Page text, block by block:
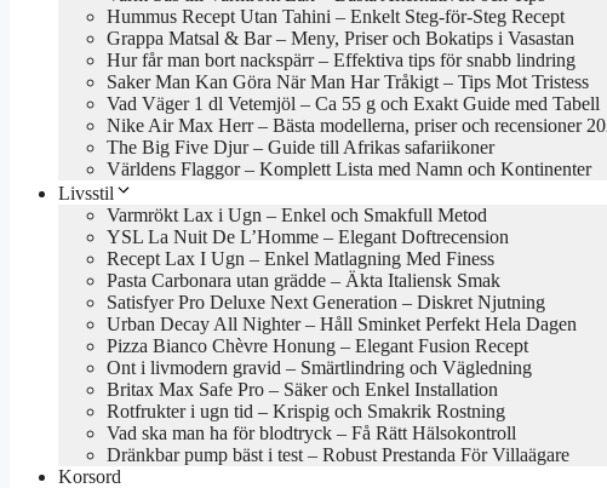
Hummus Recept Utan Tahini – Enkelt Steg-för-Steg Recept
Grappa Matsal & Bar – Meny, Priser och Bokatips i Vasastan
Hur får man bort nackspärr – Effektiva tips för snabb lindring
Saker Man Kan Göra När Man Har Tråkigt – Tips Mot Tristess
Vad Väger 1 dl Vetemjöl – Ca 55 g och Exakt Guide med Tabell
Nike Air Max Herr – Bästa modellerna, priser och recensioner
The Big Five Djur – Guide till Afrikas safariikoner
Världens Flaggor – Komplett Lista med Namn och Kontinenter
Livsstil
Varmrökt Lax i Ugn – Enkel och Smakfull Metod
YSL La Nuit De L’Homme – Elegant Doftrecension
Recept Lax I Ugn – Enkel Matlagning Med Finess
Pasta Carbonara utan grädde – Äkta Italiensk Smak
Satisfyer Pro Deluxe Next Generation – Diskret Njutning
Urban Decay All Nighter – Håll Sminket Perfekt Hela Dagen
Pizza Bianco Chèvre Honung – Elegant Fusion Recept
Ont i livmodern gravid – Smärtlindring och Vägledning
Britax Max Safe Pro – Säker och Enkel Installation
Rotfrukter i ugn tid – Krispig och Smakrik Rostning
Vad ska man ha för blodtryck – Få Rätt Hälsokontroll
Dränkbar pump bäst i test – Robust Prestanda För Villaägare
Korsord